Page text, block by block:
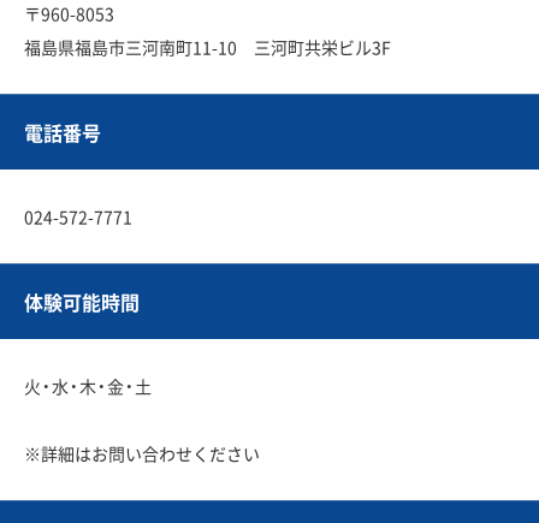
〒960-8053
福島県福島市三河南町11-10 三河町共栄ビル3F
電話番号
024-572-7771
体験可能時間
火・水・木・金・土
※詳細はお問い合わせください